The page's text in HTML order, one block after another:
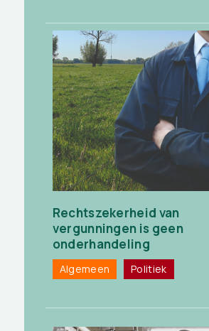
Rechtszekerheid van
vergunningen is geen
onderhandeling
Algemeen Politiek